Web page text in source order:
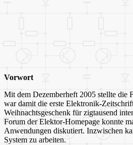
Vorwort
Mit dem Dezemberheft 2005 stellte die
war damit die erste Elektronik-
Weihnachtsgeschenk für zigtausend
Forum der Elektor-Homepage konnte
Anwendungen diskutiert. Inzwischen
System zu arbeiten.